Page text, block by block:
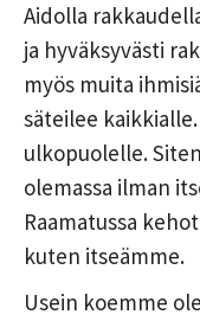
Aidolla
ja hyväksyvästi
myös muita
säteilee
ulkopuolelle.
olemassa ilman
Raamatussa
kuten itseämme.
Usein koemme